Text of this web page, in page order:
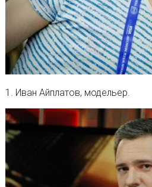
1. Иван Айплатов, модельер.